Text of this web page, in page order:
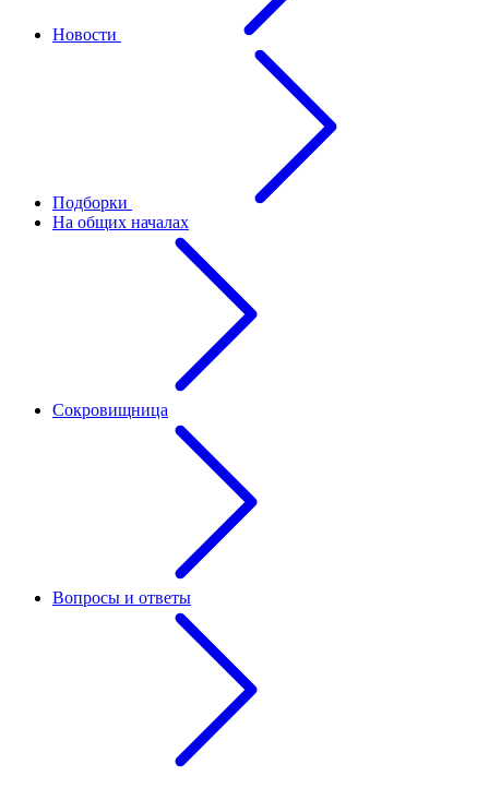
Новости
Подборки
На общих началах
Сокровищница
Вопросы и ответы